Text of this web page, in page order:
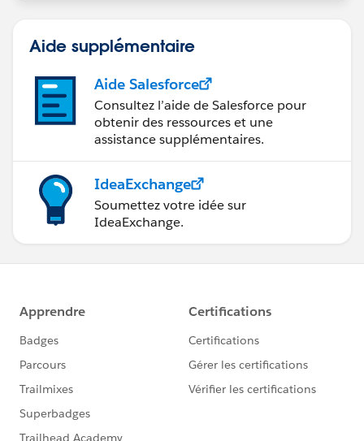
Aide supplémentaire
Aide Salesforce
Consultez l’aide de Salesforce pour
obtenir des ressources et une
assistance supplémentaires.
IdeaExchange
Soumettez votre idée sur
IdeaExchange.